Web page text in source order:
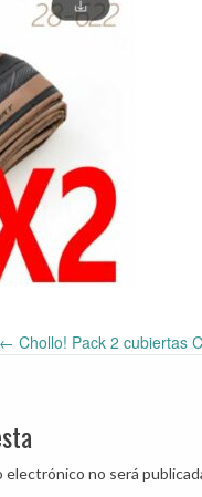
← Chollo! Pack 2 cubiertas
electrónico no será